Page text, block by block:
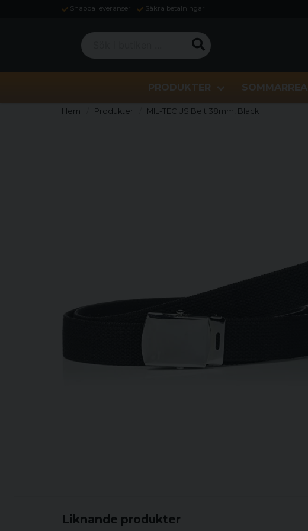
Snabba leveranser Säkra betalningar
Sök i butiken ...
PRODUKTER SOMMARREA
Hem Produkter MIL-TEC US Belt 38mm, Black
Liknande produkter